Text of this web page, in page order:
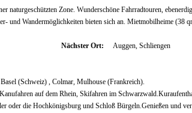
naturgeschützten Zone. Wunderschöne Fahrradtouren,
und Wandermöglichkeiten bieten sich an. Mietmobilheime (38
Nächster Ort:
Auggen, Schliengen
(Schweiz) , Colmar, Mulhouse (Frankreich).
auf dem Rhein, Skifahren im
oder die Hochkönigsburg und Schloß Bürgeln.Genießen und